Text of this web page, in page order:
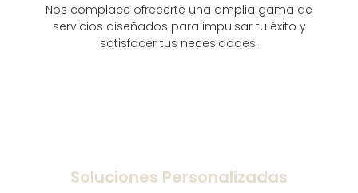
Nos complace ofrecerte una amplia gama de
servicios diseñados para impulsar tu éxito y
satisfacer tus necesidades.
Soluciones Personalizadas